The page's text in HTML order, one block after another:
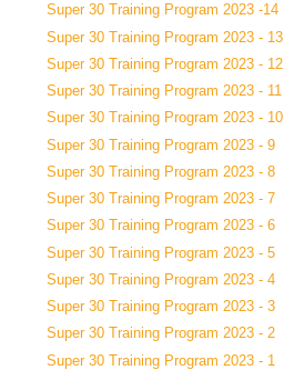
Super 30 Training Program 2023 -14
Super 30 Training Program 2023 - 13
Super 30 Training Program 2023 - 12
Super 30 Training Program 2023 - 11
Super 30 Training Program 2023 - 10
Super 30 Training Program 2023 - 9
Super 30 Training Program 2023 - 8
Super 30 Training Program 2023 - 7
Super 30 Training Program 2023 - 6
Super 30 Training Program 2023 - 5
Super 30 Training Program 2023 - 4
Super 30 Training Program 2023 - 3
Super 30 Training Program 2023 - 2
Super 30 Training Program 2023 - 1